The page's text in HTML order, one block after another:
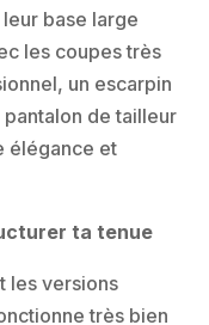
base large
les coupes très
un escarpin
pantalon de tailleur
élégance et
ta tenue
les versions
très bien